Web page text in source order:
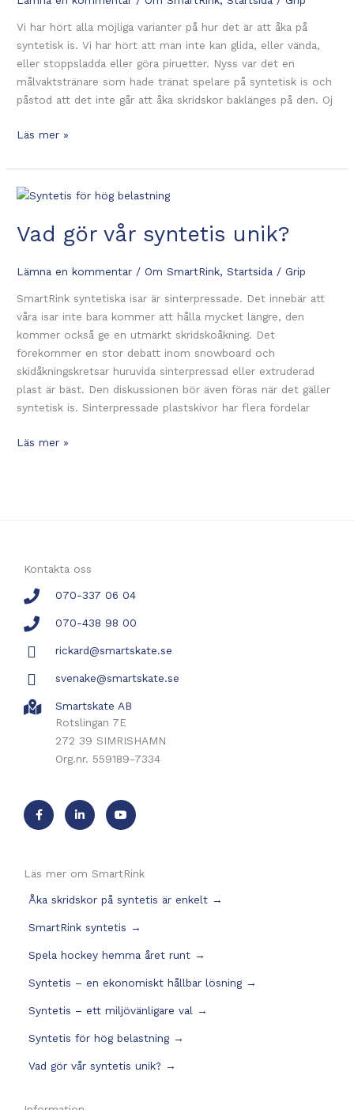
Vi har hört alla möjliga varianter på hur det är att åka på
syntetisk is. Vi har hört att man inte kan glida, eller vända,
eller stoppsladda eller göra piruetter. Nyss var det en
målvaktstränare som hade tränat spelare på syntetisk is och
påstod att det inte går att åka skridskor baklänges på den. Oj
Åka
på
syntetis
enkelt
Läs mer »
Vad gör vår syntetis unik?
Lämna en kommentar /Om SmartRink,Startsida /Grip
SmartRink syntetiska isar är sinterpressade. Det innebär att
våra isar inte bara kommer att hålla mycket längre, den
kommer också ge en utmärkt skridskoåkning. Det
förekommer en stor debatt inom snowboard och
skidåkningskretsar huruvida sinterpressad eller extruderad
plast är bäst. Den diskussionen bör även föras när det gäller
syntetisk is. Sinterpressade plastskivor har flera fördelar
Vad
Läs mer »
Kontakta oss
070-337 06 04
070-438 98 00
rickard@smartskate.se
svenake@smartskate.se
Smartskate AB
Rotslingan 7E
272 39 SIMRISHAMN
Org.nr. 559189-7334
Läs mer om SmartRink
Åka skridskor på syntetis är enkelt →
SmartRink syntetis →
Spela hockey hemma året runt →
Syntetis – en ekonomiskt hållbar lösning→
Syntetis – ett miljövänligare val →
Syntetis för hög belastning→
Vad gör vår syntetis unik? →